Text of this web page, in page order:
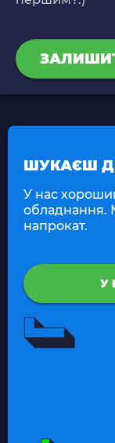
ШУКАЄШ
У нас
обладнання.
напрокат.
У